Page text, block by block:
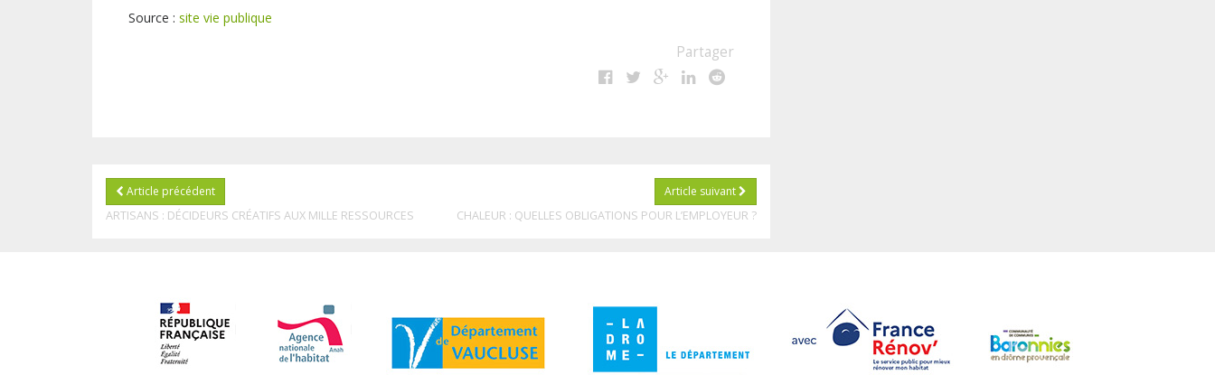
Source : site vie publique
Partager
Article précédent
ARTISANS : DÉCIDEURS CRÉATIFS AUX MILLE RESSOURCES
Article suivant
CHALEUR : QUELLES OBLIGATIONS POUR L’EMPLOYEUR ?